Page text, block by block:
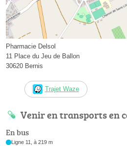
Pharmacie Delsol
11 Place du Jeu de Ballon
30620 Bernis
Trajet Waze
Venir en transports en
En bus
Ligne 11, à 219 m